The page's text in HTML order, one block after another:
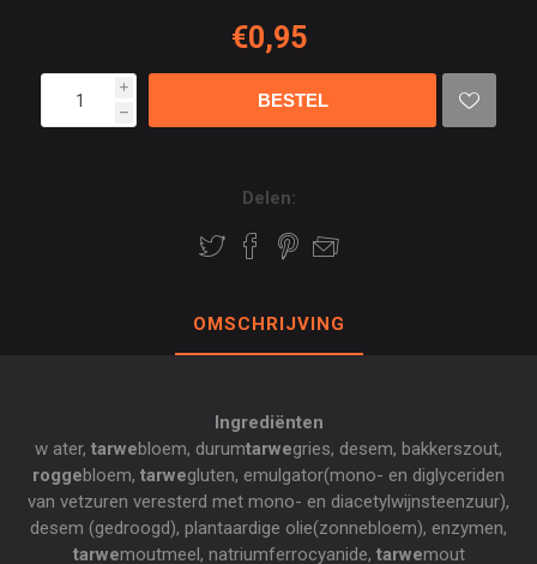
€0,95
i
h
Delen:
OMSCHRIJVING
Ingrediënten
w ater, tarwebloem, durumtarwegries, desem, bakkerszout,
roggebloem, tarwegluten, emulgator(mono- en diglyceriden
van vetzuren veresterd met mono- en diacetylwijnsteenzuur),
desem (gedroogd), plantaardige olie(zonnebloem), enzymen,
tarwemoutmeel, natriumferrocyanide, tarwemout